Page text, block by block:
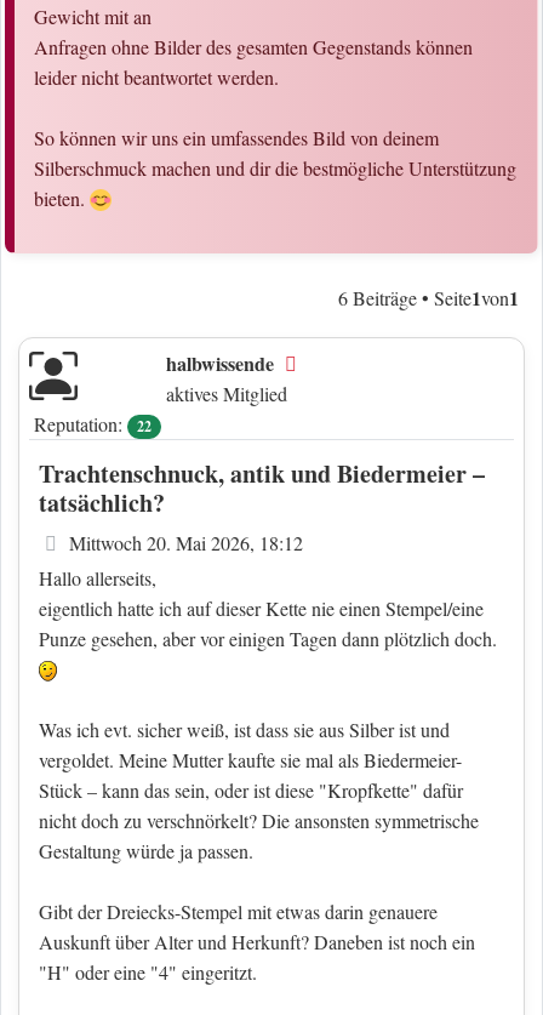
Gewicht mit an
Anfragen ohne Bilder des gesamten Gegenstands können
leider nicht beantwortet werden.
So können wir uns ein umfassendes Bild von deinem
Silberschmuck machen und dir die bestmögliche Unterstützung
bieten.
6 Beiträge • Seite1von1
halbwissende
aktives Mitglied
Reputation:
22
Trachtenschnuck, antik und Biedermeier –
tatsächlich?
Beitrag
Mittwoch 20. Mai 2026, 18:12
Hallo allerseits,
eigentlich hatte ich auf dieser Kette nie einen Stempel/eine
Punze gesehen, aber vor einigen Tagen dann plötzlich doch.
Was ich evt. sicher weiß, ist dass sie aus Silber ist und
vergoldet. Meine Mutter kaufte sie mal als Biedermeier-
Stück – kann das sein, oder ist diese "Kropfkette" dafür
nicht doch zu verschnörkelt? Die ansonsten symmetrische
Gestaltung würde ja passen.
Gibt der Dreiecks-Stempel mit etwas darin genauere
Auskunft über Alter und Herkunft? Daneben ist noch ein
"H" oder eine "4" eingeritzt.